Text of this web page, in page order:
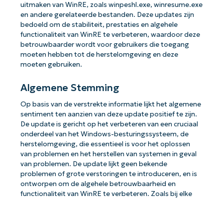
uitmaken van WinRE, zoals winpeshl.exe, winresume.exe
en andere gerelateerde bestanden. Deze updates zijn
bedoeld om de stabiliteit, prestaties en algehele
functionaliteit van WinRE te verbeteren, waardoor deze
betrouwbaarder wordt voor gebruikers die toegang
moeten hebben tot de herstelomgeving en deze
moeten gebruiken.
Algemene Stemming
Op basis van de verstrekte informatie lijkt het algemene
sentiment ten aanzien van deze update positief te zijn.
De update is gericht op het verbeteren van een cruciaal
onderdeel van het Windows-besturingssysteem, de
herstelomgeving, die essentieel is voor het oplossen
van problemen en het herstellen van systemen in geval
van problemen. De update lijkt geen bekende
problemen of grote verstoringen te introduceren, en is
ontworpen om de algehele betrouwbaarheid en
functionaliteit van WinRE te verbeteren. Zoals bij elke